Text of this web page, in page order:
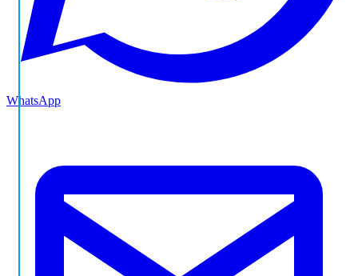
WhatsApp